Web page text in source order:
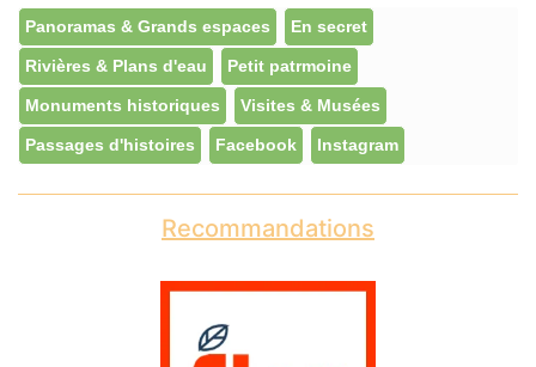
Panoramas & Grands espaces En secret
Rivières & Plans d'eau Petit patrmoine
Monuments historiques Visites & Musées
Passages d'histoires Facebook Instagram
Recommandations